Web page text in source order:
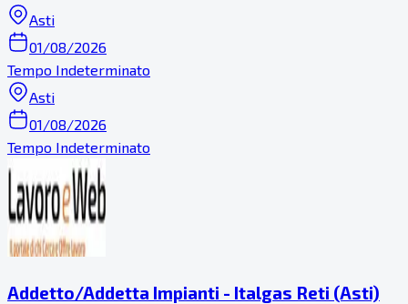
Asti
01/08/2026
Tempo Indeterminato
Asti
01/08/2026
Tempo Indeterminato
Addetto/Addetta Impianti - Italgas Reti (Asti)